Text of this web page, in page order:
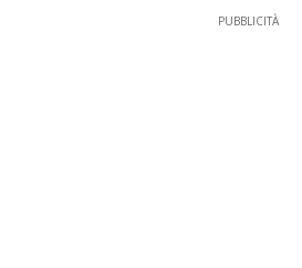
PUBBLICITÀ